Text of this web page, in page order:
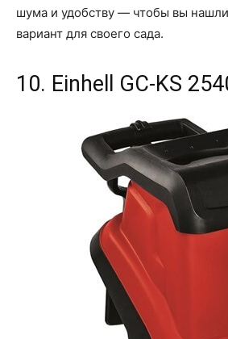
шума и удобству — чтобы вы
вариант для своего сада.
10. Einhell GC-KS